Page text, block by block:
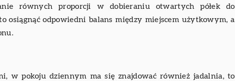
równych proporcji w dobieraniu otwartych półek do
osiągnąć odpowiedni balans między miejscem użytkowym, a
w pokoju dziennym ma się znajdować również jadalnia, to